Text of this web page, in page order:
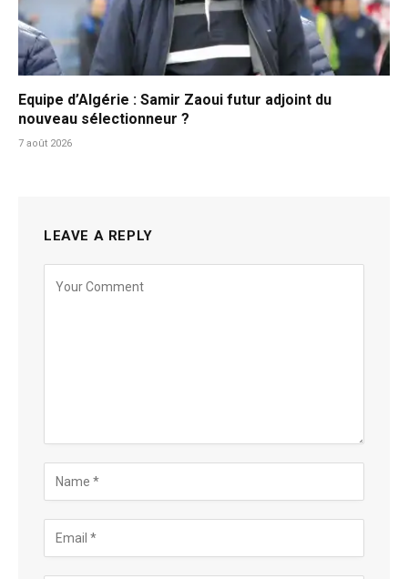
Equipe d’Algérie : Samir Zaoui futur adjoint du
nouveau sélectionneur ?
7 août 2026
LEAVE A REPLY